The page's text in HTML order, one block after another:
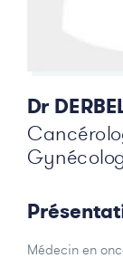
Dr
Médecin en